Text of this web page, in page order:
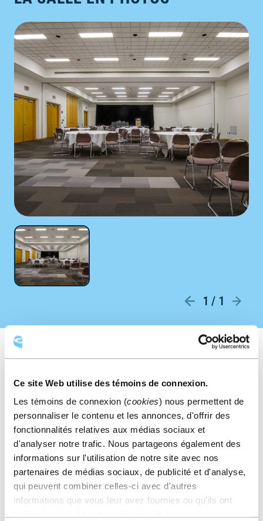
Ce site Web utilise des témoins de connexion.
Les témoins de connexion (cookies) nous permettent de
personnaliser le contenu et les annonces, d'offrir des
fonctionnalités relatives aux médias sociaux et
d'analyser notre trafic. Nous partageons également des
informations sur l'utilisation de notre site avec nos
partenaires de médias sociaux, de publicité et d'analyse,
qui peuvent combiner celles-ci avec d'autres
informations que vous leur avez fournies ou qu'ils ont
1 / 1
Table ronde École
ronde